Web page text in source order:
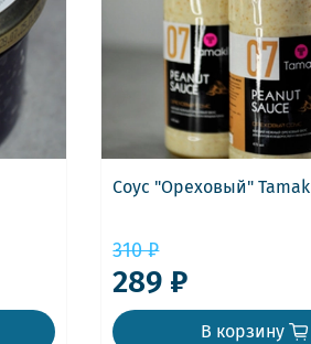
Соус "Ореховый"
310 ₽
289 ₽
В корзину